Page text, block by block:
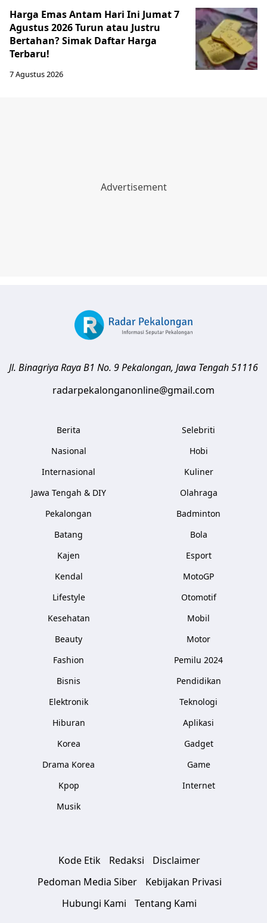
Harga Emas Antam Hari Ini Jumat 7
Agustus 2026 Turun atau Justru
Bertahan? Simak Daftar Harga
Terbaru!
7 Agustus 2026
Jl. Binagriya Raya B1 No. 9Pekalongan, Jawa Tengah51116
radarpekalonganonline@gmail.com
Berita
Nasional
Internasional
Jawa Tengah & DIY
Pekalongan
Batang
Kajen
Kendal
Lifestyle
Kesehatan
Beauty
Fashion
Bisnis
Elektronik
Hiburan
Korea
Drama Korea
Kpop
Musik
Selebriti
Hobi
Kuliner
Olahraga
Badminton
Bola
Esport
MotoGP
Otomotif
Mobil
Motor
Pemilu 2024
Pendidikan
Teknologi
Aplikasi
Gadget
Game
Internet
Kode Etik Redaksi
Disclaimer
Pedoman Media Siber
Kebijakan Privasi
Hubungi Kami
Tentang Kami